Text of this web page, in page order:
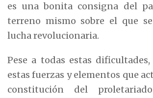
es una bonita consigna del
terreno mismo sobre el que
lucha revolucionaria.
Pese a todas estas
estas fuerzas y elementos que
constitución del